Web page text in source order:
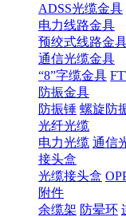
ADSS光缆金具
电力线路金具
预绞式线路金
通信光缆金具
“8”字缆金具
防振金具
防振锤 螺旋防
光纤光缆
电力光缆 通信
接头盒
光缆接头盒
附件
余缆架 防晕环